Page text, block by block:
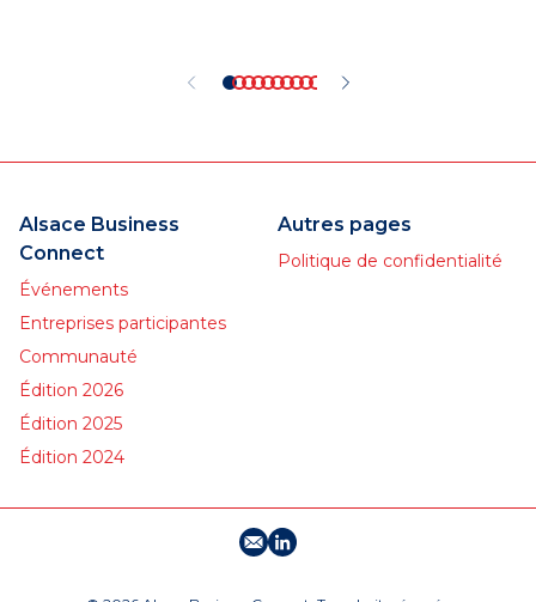
Alsace Business
Connect
Événements
Entreprises participantes
Communauté
Édition 2026
Édition 2025
Édition 2024
Autres pages
Politique de confidentialité
E-mailProfil LinkedIn